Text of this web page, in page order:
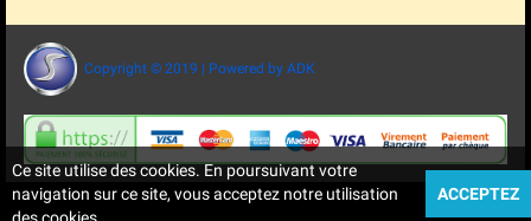
Copyright © 2019 | Powered by ADK
Ce site utilise des cookies. En poursuivant votre
navigation sur ce site, vous acceptez notre utilisation
ACCEPTEZ